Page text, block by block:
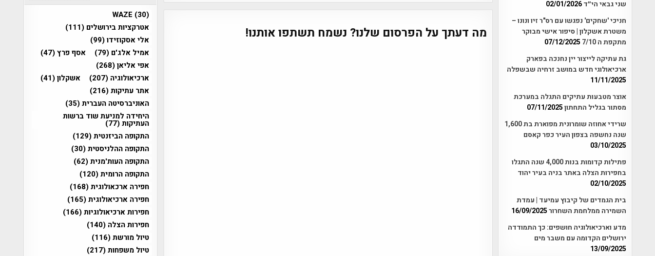
מה דעתך על הפרסום שלנו? נשמח תשתפו אותנו!
שני גבאי הי״ד02/01/2026
חניכי 'שחקים' נפגשו עם רס"ר זיו ונונו –
משטרת אשקלון | סיפור אישי מבוקר
מתקפת ה 7/10
07/12/2025
גת עתיקה לייצור יין נחנכה בפארק
ארכיאולוגי חדש במושב זרחיה שבשפלה
11/11/2025
אוצר מטבעות עתיקים התגלה במערכת
מסתור בגליל התחתון07/11/2025
שרידי אחוזה שומרונית מפוארת בת 1,600
שנה נחשפה בצפון העיר כפר קאסם
03/10/2025
פתילות קדומות בנות 4,000 שנה התגלו
בחפירות הצלה באתר בניה בעיר יהוד
02/10/2025
בית הגמדים של קיבוץ עמיעד | עמדת
השמירה ממלחמת השחרור16/09/2025
מדע וארכיאולוגיה חושפים: כך התמודדה
ירושלים הקדומה עם משבר מים
13/09/2025
WAZE (30)
אטרקציות בירושלים (111)
אלי אסקוזידו(99)
אמיל אלג'ם (79) אסף פרץ(47)
אפי אליאן(268)
ארכיאולוגיה (207) אשקלון(41)
אתר עתיקות(216)
האוניברסיטה העברית(35)
היחידה למניעת שוד ברשות
העתיקות(77)
התקופה הביזנטית(129)
התקופה ההלניסטית(30)
התקופה העות'מנית(62)
התקופה הרומית(120)
חפירה ארכאולוגית(168)
חפירה ארכיאולוגית(165)
חפירות ארכיאולוגיות(166)
חפירות הצלה (140)
טיול מורשת(116)
טיול משפחות(217)